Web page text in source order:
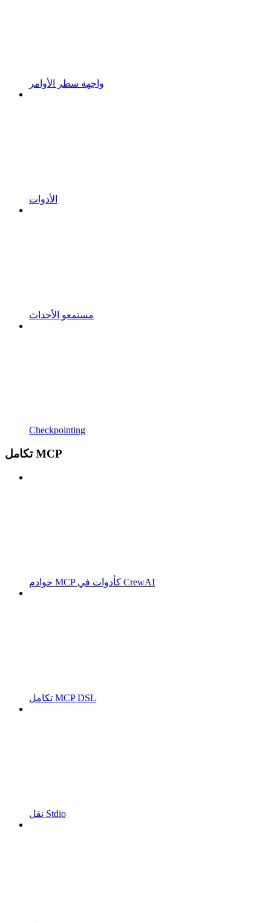
واجهة سطر الأوامر
الأدوات
مستمعو الأحداث
Checkpointing
تكامل MCP
خوادم MCP كأدوات في CrewAI
تكامل MCP DSL
نقل Stdio